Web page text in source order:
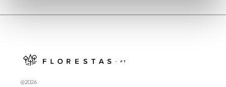
@2026